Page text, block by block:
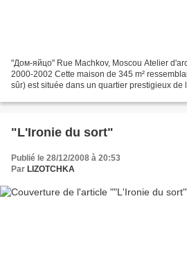
"Дом-яйцо" Rue Machkov, Moscou Atelier
2000-2002 Cette maison de 345 m²
sûr) est située dans un quartier prestigieux de
"L'Ironie du sort"
Publié le 28/12/2008 à 20:53
Par LIZOTCHKA